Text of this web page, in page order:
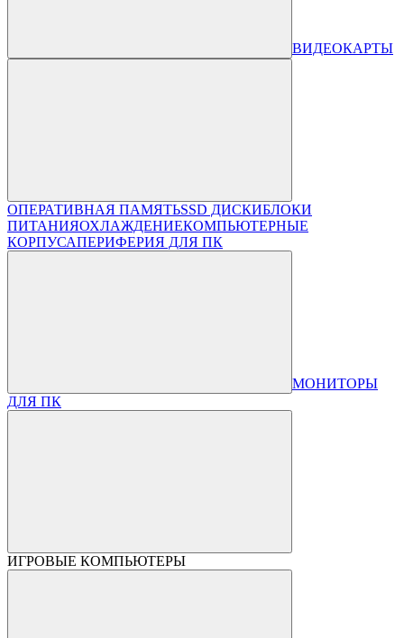
ВИДЕОКАРТЫ
ОПЕРАТИВНАЯ ПАМЯТЬSSD ДИСКИБЛОКИ
ПИТАНИЯОХЛАЖДЕНИЕКОМПЬЮТЕРНЫЕ
КОРПУСАПЕРИФЕРИЯ ДЛЯ ПК
МОНИТОРЫ
ДЛЯ ПК
ИГРОВЫЕ КОМПЬЮТЕРЫ